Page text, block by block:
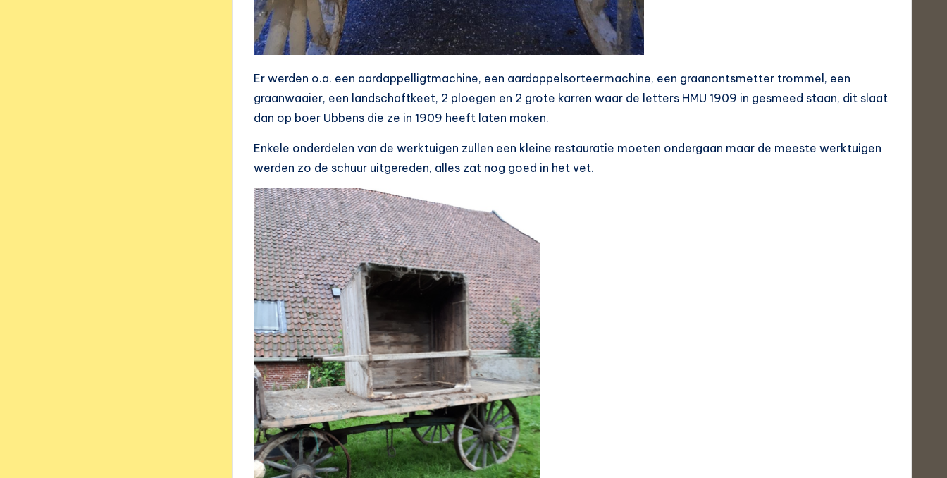
Er werden o.a. een aardappelligtmachine, een aardappelsorteermachine, een graanontsmetter trommel, een
graanwaaier, een landschaftkeet, 2 ploegen en 2 grote karren waar de letters HMU 1909 in gesmeed staan, dit slaat
dan op boer Ubbens die ze in 1909 heeft laten maken.
Enkele onderdelen van de werktuigen zullen een kleine restauratie moeten ondergaan maar de meeste werktuigen
werden zo de schuur uitgereden, alles zat nog goed in het vet.